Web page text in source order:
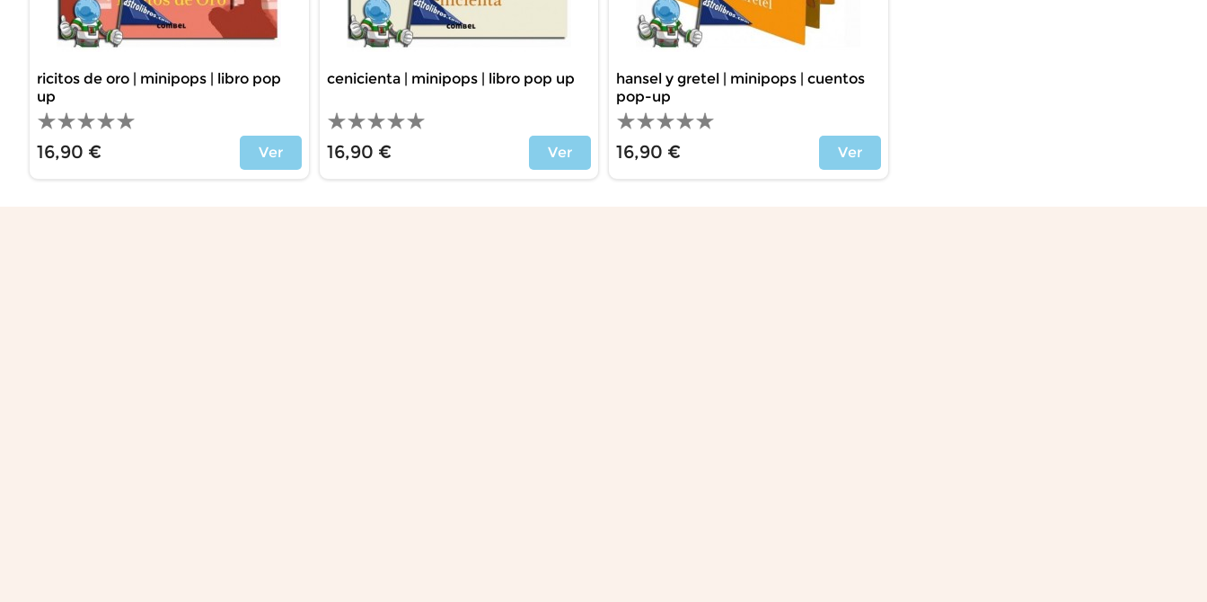
ricitos de oro | minipops | libro pop
up
16,90 € Ver
cenicienta | minipops | libro pop up
16,90 € Ver
hansel y gretel | minipops | cuentos
pop-up
16,90 € Ver